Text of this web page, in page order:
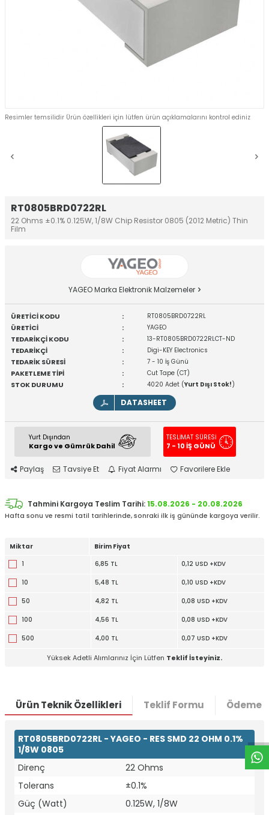
W
h
t
a
p
p
D
e
s
e
H
a
t
t
RT0805BRD0722RL
22 Ohms ±0.1% 0.125W, 1/8W Chip Resistor 0805 (2012 Metric) Thin
Film
Resimler temsilidir Ürün özellikleri için lütfen ürün açıklamalarını kontrol ediniz
YAGEO Marka Elektronik Malzemeler
ÜRETİCİ KODU : RT0805BRD0722RL
ÜRETİCİ : YAGEO
TEDARİKÇİ KODU : 13-RT0805BRD0722RLCT-ND
TEDARİKÇİ : Digi-KEY Electronics
TEDARİK SÜRESİ : 7 - 10 İş Günü
PAKETLEME TİPİ : Cut Tape (CT)
STOK DURUMU : 4020 Adet (Yurt Dışı Stok!)
DATASHEET
Yurt Dışından
Kargo ve Gümrük Dahil
TESLİMAT SÜRESİ
7 - 10 İŞ GÜNÜ
Paylaş Tavsiye Et Fiyat Alarmı Favorilere Ekle
Tahmini Kargoya Teslim Tarihi:15.08.2026 - 20.08.2026
Hafta sonu ve resmi tatil tarihlerinde, sonraki ilk iş gününde kargoya verilir.
Miktar
Birim Fiyat
1
6,85 TL 0,12 USD +KDV
10 5,48 TL 0,10 USD +KDV
50 4,82 TL 0,08 USD +KDV
100 4,56 TL 0,08 USD +KDV
500 4,00 TL 0,07 USD +KDV
Yüksek Adetli Alımlarınız İçin Lütfen Teklif İsteyiniz.
Ürün Teknik Özellikleri Teklif Formu Ödeme
RT0805BRD0722RL - YAGEO - RES SMD 22 OHM 0.1%
1/8W 0805
Direnç
22 Ohms
Tolerans
±0.1%
Güç (Watt)
0.125W, 1/8W